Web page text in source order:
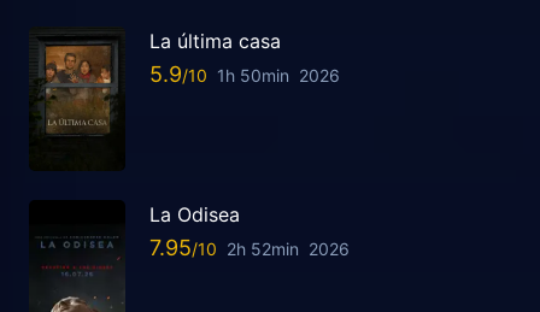
La última casa
5.9 1h 50min 2026
La Odisea
7.95 2h 52min 2026